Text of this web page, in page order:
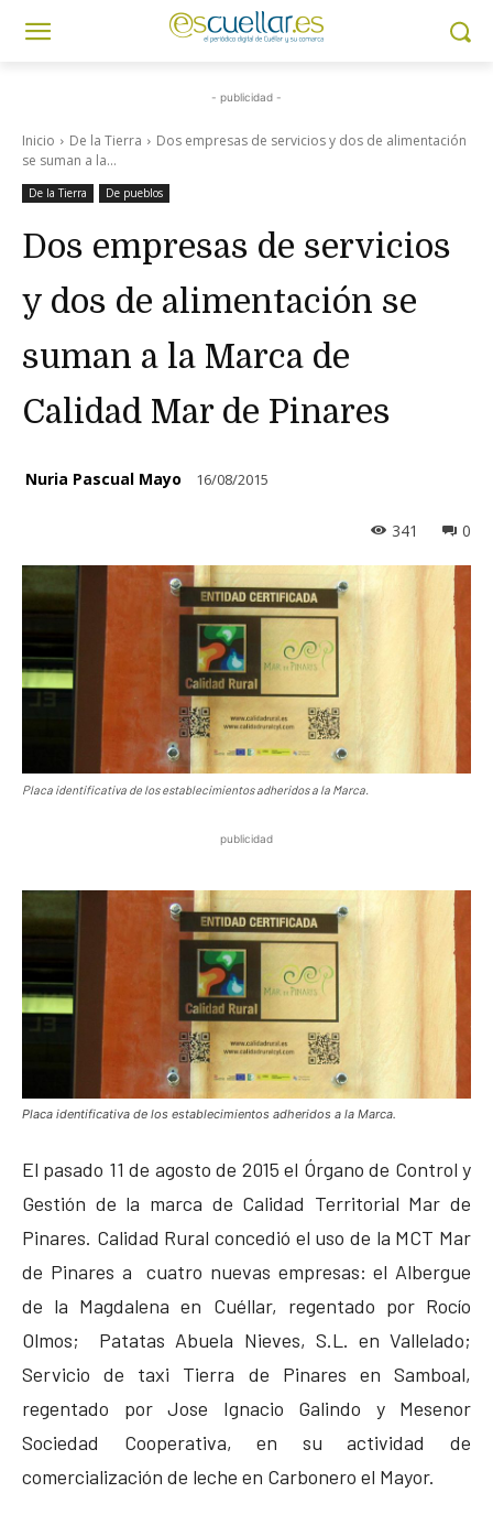
- publicidad -
Inicio De la Tierra
Dos empresas de servicios y dos de alimentación
se suman a la...
De la Tierra De pueblos
Dos empresas de servicios
y dos de alimentación se
suman a la Marca de
Calidad Mar de Pinares
Nuria Pascual Mayo 16/08/2015
0
341
Placa identificativa de los establecimientos adheridos a la Marca.
publicidad
Placa identificativa de los establecimientos adheridos a la Marca.
El pasado 11 de agosto de 2015 el Órgano de Control y
Gestión de la marca de Calidad Territorial Mar de
Pinares. Calidad Rural concedió el uso de la MCT Mar
de Pinares a cuatro nuevas empresas: el Albergue
de la Magdalena en Cuéllar, regentado por Rocío
Olmos; Patatas Abuela Nieves, S.L. en Vallelado;
Servicio de taxi Tierra de Pinares en Samboal,
regentado por Jose Ignacio Galindo y Mesenor
Sociedad Cooperativa, en su actividad de
comercialización de leche en Carbonero el Mayor.